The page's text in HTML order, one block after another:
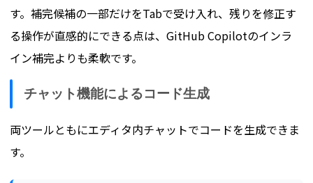
す。補完候補の一部だけをTabで受け入れ、残りを修正す
る操作が直感的にできる点は、GitHub Copilotのインラ
イン補完よりも柔軟です。
チャット機能によるコード生成
両ツールともにエディタ内チャットでコードを生成できま
す。